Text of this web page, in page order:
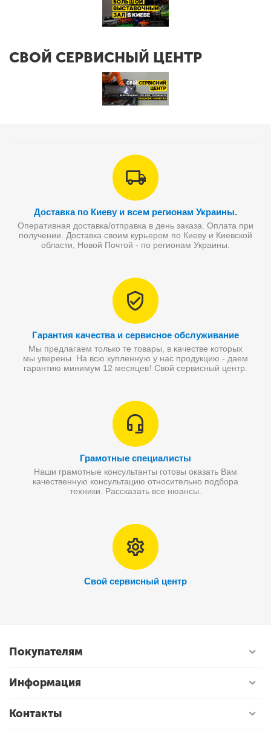
СВОЙ СЕРВИСНЫЙ ЦЕНТР
Доставка по Киеву и всем регионам Украины.
Оперативная доставка/отправка в день заказа. Оплата при
получении. Доставка своим курьером по Киеву и Киевской
области, Новой Почтой - по регионам Украины.
Гарантия качества и сервисное обслуживание
Мы предлагаем только те товары, в качестве которых
мы уверены. На всю купленную у нас продукцию - даем
гарантию минимум 12 месяцев! Свой сервисный центр.
Грамотные специалисты
Наши грамотные консультанты готовы оказать Вам
качественную консультацию относительно подбора
техники. Рассказать все нюансы.
Свой сервисный центр
Покупателям
Информация
Контакты